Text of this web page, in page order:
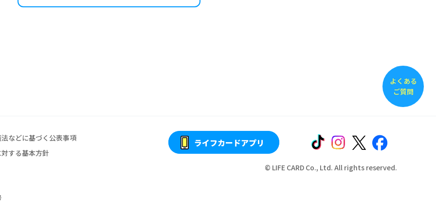
などに基づく公表事項
する基本方針
ライフカードアプリ
© LIFE CARD Co., Ltd. All rights reserved.
よくある
ご質問